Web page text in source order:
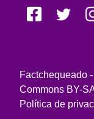
Factchequeado
Commons BY-
Política de